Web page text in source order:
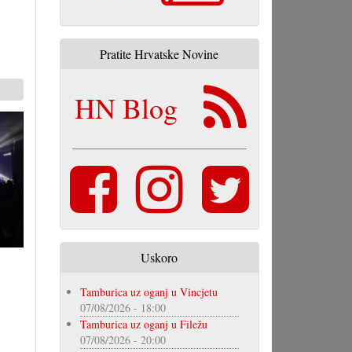
Pratite Hrvatske Novine
HN Blog
Uskoro
Tamburica uz oganj u Vincjetu
07/08/2026 - 18:00
Tamburica uz oganj u Filežu
07/08/2026 - 20:00